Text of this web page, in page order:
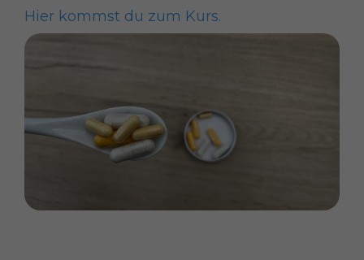
Hier kommst du zum Kurs.